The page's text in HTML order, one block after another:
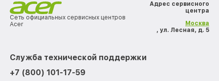
Сеть официальных сервисных центров
Acer
Адрес сервисного
центра
Москва
, ул. Лесная, д. 5
Служба технической поддержки
+7 (800) 101-17-59